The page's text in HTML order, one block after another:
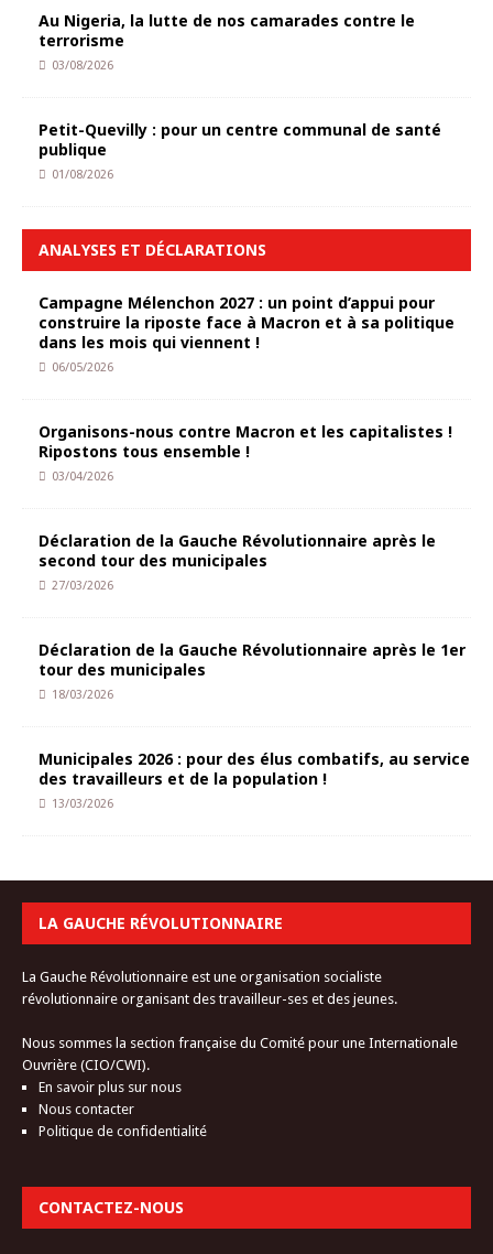
Au Nigeria, la lutte de nos camarades contre le
terrorisme
03/08/2026
Petit-Quevilly : pour un centre communal de santé
publique
01/08/2026
ANALYSES ET DÉCLARATIONS
Campagne Mélenchon 2027 : un point d’appui pour
construire la riposte face à Macron et à sa politique
dans les mois qui viennent !
06/05/2026
Organisons-nous contre Macron et les capitalistes !
Ripostons tous ensemble !
03/04/2026
Déclaration de la Gauche Révolutionnaire après le
second tour des municipales
27/03/2026
Déclaration de la Gauche Révolutionnaire après le 1er
tour des municipales
18/03/2026
Municipales 2026 : pour des élus combatifs, au service
des travailleurs et de la population !
13/03/2026
LA GAUCHE RÉVOLUTIONNAIRE
La Gauche Révolutionnaire est une organisation socialiste
révolutionnaire organisant des travailleur-ses et des jeunes.
Nous sommes la section française du Comité pour une Internationale
Ouvrière (CIO/CWI).
En savoir plus sur nous
Nous contacter
Politique de confidentialité
CONTACTEZ-NOUS